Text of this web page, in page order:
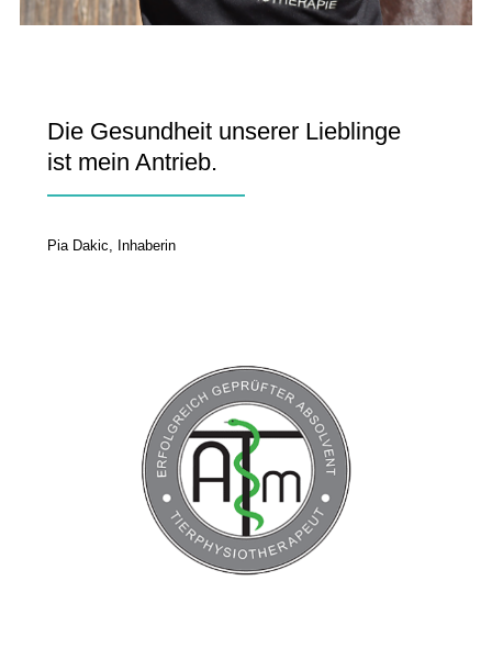
Die Gesundheit unserer Lieblinge
ist mein Antrieb.
Pia Dakic, Inhaberin